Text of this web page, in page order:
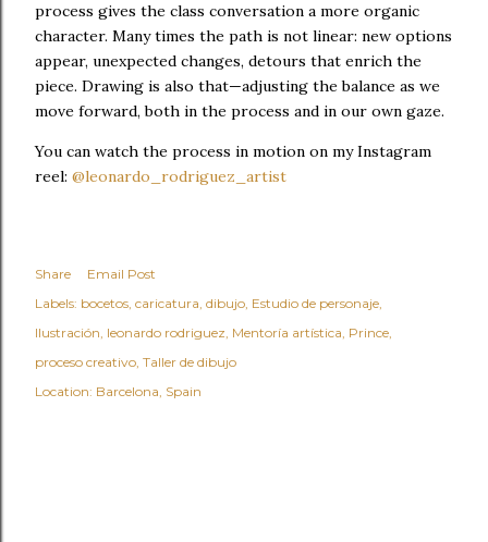
process gives the class conversation a more organic
character. Many times the path is not linear: new options
appear, unexpected changes, detours that enrich the
piece. Drawing is also that—adjusting the balance as we
move forward, both in the process and in our own gaze.
You can watch the process in motion on my Instagram
reel: @leonardo_rodriguez_artist
Share
Email Post
Labels: bocetos caricatura dibujo Estudio de personaje
Ilustración leonardo rodriguez Mentoría artística Prince
proceso creativo Taller de dibujo
Location: Barcelona, Spain